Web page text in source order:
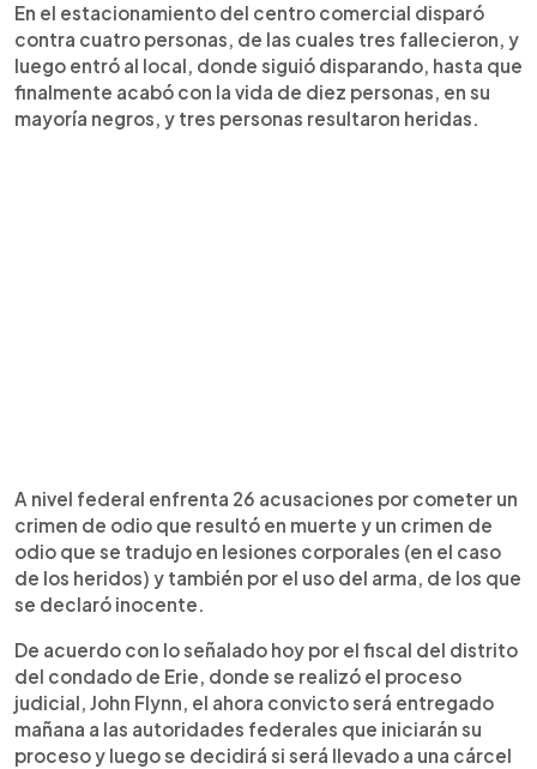
En el estacionamiento del centro comercial disparó
contra cuatro personas, de las cuales tres fallecieron, y
luego entró al local, donde siguió disparando, hasta que
finalmente acabó con la vida de diez personas, en su
mayoría negros, y tres personas resultaron heridas.
A nivel federal enfrenta 26 acusaciones por cometer un
crimen de odio que resultó en muerte y un crimen de
odio que se tradujo en lesiones corporales (en el caso
de los heridos) y también por el uso del arma, de los que
se declaró inocente.
De acuerdo con lo señalado hoy por el fiscal del distrito
del condado de Erie, donde se realizó el proceso
judicial, John Flynn, el ahora convicto será entregado
mañana a las autoridades federales que iniciarán su
proceso y luego se decidirá si será llevado a una cárcel